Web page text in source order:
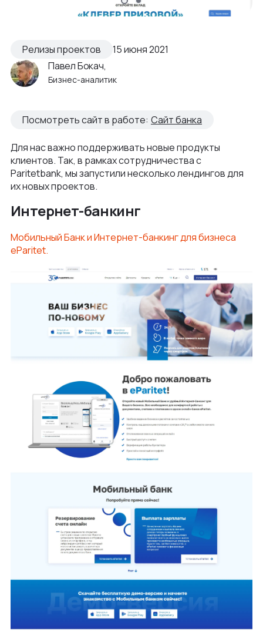
Как мы ведем проекты
Политика конфиденциальности
Отзывы
Интеграции и омниканальность
UX\UI-дизайн и проектирование
Платформа e-commerce на Laravel
Интернет-магазин для селлеров WB и Ozon
Финансы
Ритейл
Контакты
+375 (29) 32-78-146
Минск, Тимирязева 72/1
Москва, 2-я Тверская-Ямская 18, помещ.
7/2
Релизы проектов
15 июня 2021
Павел Бокач,
Бизнес-аналитик
Посмотреть сайт в работе: Сайт банка
Для нас важно поддерживать новые продукты
клиентов. Так, в рамках сотрудничества с
Paritetbank, мы запустили несколько лендингов для
их новых проектов.
Интернет-банкинг
Мобильный Банк и Интернет-банкинг для бизнеса
eParitet.